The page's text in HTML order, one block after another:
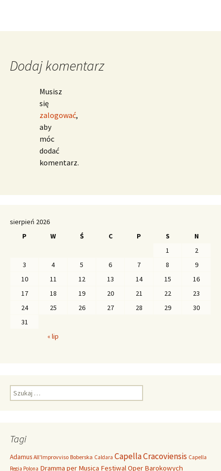
Dodaj komentarz
Musisz
się
zalogować,
aby
móc
dodać
komentarz.
sierpień 2026
P
W Ś C P S N
« lip
1
2
3
4 5 6 7 8
9
10
11 12 13 14 15
16
17
18 19 20 21 22
23
24
25 26 27 28 29
30
31
z
Tagi
Adamus All'Improvviso Boberska Caldara Capella Cracoviensis Capella
Regia Polona Dramma per Musica Festiwal Oper Barokowych